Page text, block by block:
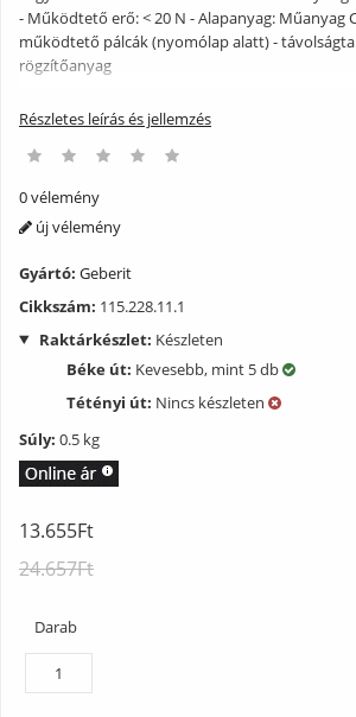
- Működtető erő: < 20 N - Alapanyag: Műanyag
működtető pálcák (nyomólap alatt) -
rögzítőanyag
Részletes leírás és jellemzés
0 vélemény
új vélemény
Gyártó: Geberit
Cikkszám: 115.228.11.1
Raktárkészlet: Készleten
Béke út: Kevesebb, mint 5 db
Tétényi út: Nincs készleten
Súly: 0.5 kg
13.655Ft
24.657Ft
Darab